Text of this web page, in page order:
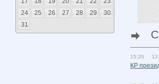
24
25 26 27 28 29
30
31
15:20
ҚР